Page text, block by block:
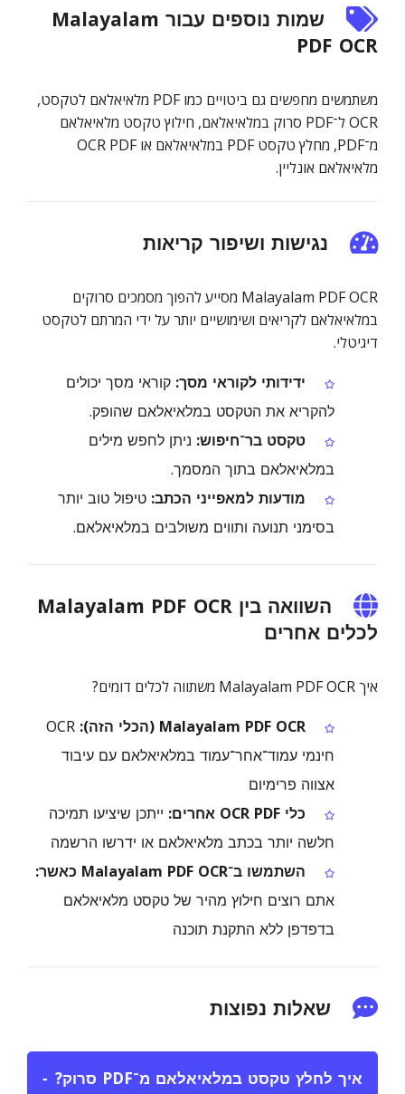
שמות נוספים עבור Malayalam
PDF OCR
משתמשים מחפשים גם ביטויים כמו PDF מלאיאלאם לטקסט,
‏OCR ל־PDF סרוק במלאיאלאם, חילוץ טקסט מלאיאלאם
מ־PDF, מחלץ טקסט PDF במלאיאלאם או OCR PDF
מלאיאלאם אונליין.
נגישות ושיפור קריאות
Malayalam PDF OCR מסייע להפוך מסמכים סרוקים
במלאיאלאם לקריאים ושימושיים יותר על ידי המרתם לטקסט
דיגיטלי.
ידידותי לקוראי מסך:קוראי מסך יכולים
להקריא את הטקסט במלאיאלאם שהופק.
טקסט בר־חיפוש: ניתן לחפש מילים
במלאיאלאם בתוך המסמך.
מודעות למאפייני הכתב:טיפול טוב יותר
בסימני תנועה ותווים משולבים במלאיאלאם.
השוואה בין Malayalam PDF OCR
לכלים אחרים
איך Malayalam PDF OCR משתווה לכלים דומים?
Malayalam PDF OCR (הכלי הזה):
OCR
חינמי עמוד־אחר־עמוד במלאיאלאם עם עיבוד
אצווה פרימיום
כלי OCR PDF אחרים:
ייתכן שיציעו תמיכה
חלשה יותר בכתב מלאיאלאם או ידרשו הרשמה
השתמשו ב־Malayalam PDF OCR כאשר:
אתם רוצים חילוץ מהיר של טקסט מלאיאלאם
בדפדפן ללא התקנת תוכנה
שאלות נפוצות
איך לחלץ טקסט במלאיאלאם מ־PDF סרוק? −